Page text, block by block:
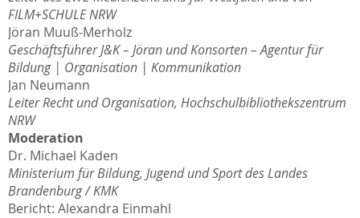
FILM+SCHULE NRW
Jöran Muuß-Merholz
Geschäftsführer J&K – Jöran und Konsorten – Agentur für
Bildung | Organisation | Kommunikation
Jan Neumann
Leiter Recht und Organisation, Hochschulbibliothekszentrum
NRW
Moderation
Dr. Michael Kaden
Ministerium für Bildung, Jugend und Sport des Landes
Brandenburg / KMK
Bericht: Alexandra Einmahl